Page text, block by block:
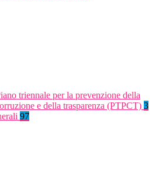
triennale per la prevenzione della
e della trasparenza (PTPCT) 3
97